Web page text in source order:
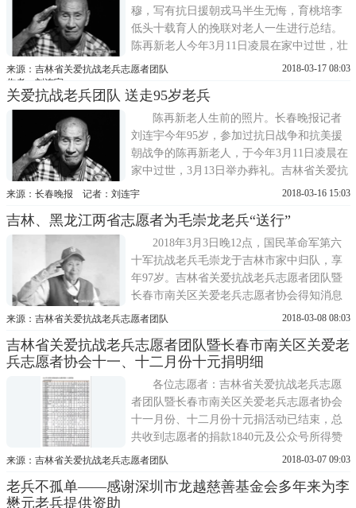
老日月昌明，松鹤长春!张老在家...
穆，写有抗日援朝戎马半生无悔，育桃培李
低头十载育人的挽联对老人一生进行总结。
陈再新老人今年3月11日凌晨在家中过世，壮
丽的人生定格在95岁。今年3月13日举办葬
志愿者、老人老战友后裔、老人的学生都来
到了长春市殡仪馆，为这位老人送别。外敌
入侵 老人两赴战场陈再新老人19...
来源：吉林省关爱抗战老兵志愿者团队
作者：刘连宇
2018-03-17 08:03
关爱抗战老兵团队 送走95岁老兵
陈再新老人生前的照片。长春晚报记者
刘连宇今年95岁，参加过抗日战争和抗美援
朝战争的陈再新老人，于今年3月11日凌晨在
家中过世，3月13日举办葬礼。吉林省关爱抗
战老兵团队志愿者来到了长春市殡仪馆，为
南京市，父亲是一位篾匠。20岁参加抗日战
争，并于1944年参加缅北反攻作战。1945年
回国后不久，回到老家务农。...
来源：长春晚报 记者：刘连宇 2018-03-16 15:03
吉林、黑龙江两省志愿者为毛崇龙老兵“送行”
2018年3月3日晚12点，国民革命军第六
十军抗战老兵毛崇龙于吉林市家中归队，享
年97岁。吉林省关爱抗战老兵志愿者团队暨
长春市南关区关爱老兵志愿者协会得知消息
后，第一时间组织志愿者参与到治丧工作
立即赶往毛崇龙家中，与亲属一道置办丧葬
用品及接待社会各界吊唁。吉林、黑龙江两
省的其他志愿者，于5日、6日陆续从...
来源：吉林省关爱抗战老兵志愿者团队 2018-03-08 08:03
吉林省关爱抗战老兵志愿者团队暨长春市南关区关爱老
兵志愿者协会十一、十二月份十元捐明细
各位志愿者：吉林省关爱抗战老兵志愿
者团队暨长春市南关区关爱老兵志愿者协会
十一月份、十二月份十元捐活动已结束，总
共收到志愿者的捐款1840元及公众号所得赞
赏费用101元(明细请见附件)。在此向所有志
诺：一定会将团队账目做到清晰、明了，随
来源：吉林省关爱抗战老兵志愿者团队 2018-03-07 09:03
老兵不孤单——感谢深圳市龙越慈善基金会多年来为李
懋元老兵提供资助